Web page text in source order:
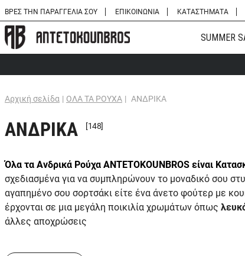
ΒΡΕΣ ΤΗΝ ΠΑΡΑΓΓΕΛΙΑ ΣΟΥ ΕΠΙΚΟΙΝΩΝΙΑ ΚΑΤΑΣΤΗΜΑΤΑ
SUMMER
Αρχική σελίδα | ΟΛΑ ΤΑ ΡΟΥΧΑ | ΑΝΔΡΙΚΑ
ΑΝΔΡΙΚΑ [148]
Όλα τα Ανδρικά Ρούχα ANTETOKOUNBROS είναι
σχεδιασμένα για να συμπληρώνουν το μοναδικό σου
αγαπημένο σου σορτσάκι είτε ένα άνετο φούτερ με
έρχονται σε μια μεγάλη ποικιλία χρωμάτων όπως
άλλες αποχρώσεις